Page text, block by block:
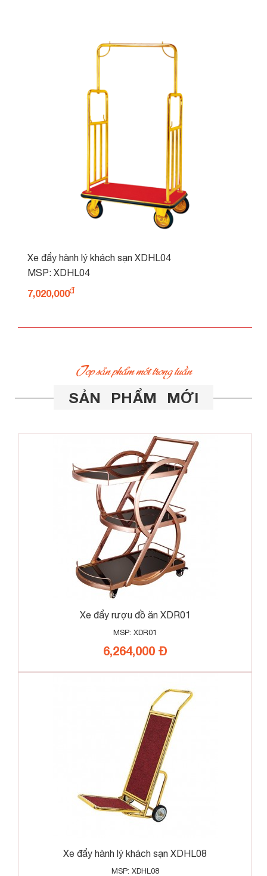
Xe đẩy hành lý khách sạn XDHL04
MSP: XDHL04
7,020,000
Top sản phẩm mới trong tuần
SẢN PHẨM MỚI
Xe đẩy rượu đồ ăn XDR01
MSP: XDR01
6,264,000 Đ
Xe đẩy hành lý khách sạn XDHL08
MSP: XDHL08